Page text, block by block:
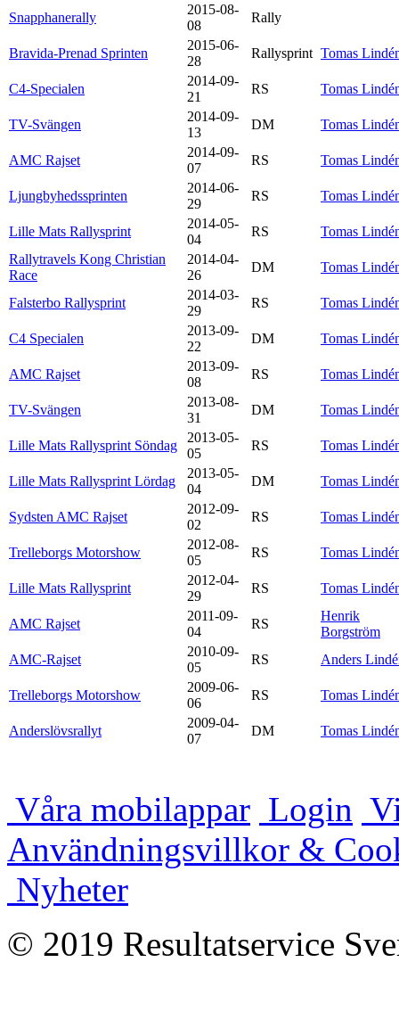
Snapphanerally
2015-08-
08
Rally
Bravida-Prenad Sprinten
2015-06-
28
Rallysprint Tomas
C4-Specialen
2014-09-
21
RS Tomas
TV-Svängen
2014-09-
13
DM Tomas
AMC Rajset
2014-09-
07
RS Tomas
Ljungbyhedssprinten
2014-06-
29
RS Tomas
Lille Mats Rallysprint
2014-05-
04
RS
Tomas
Rallytravels Kong Christian
Race
2014-04-
26
DM Tomas
Falsterbo Rallysprint
2014-03-
29
RS Tomas
C4 Specialen
2013-09-
22
DM Tomas
AMC Rajset
2013-09-
08
RS Tomas
TV-Svängen
2013-08-
31
DM Tomas
Lille Mats Rallysprint Söndag
2013-05-
05
RS Tomas
Lille Mats Rallysprint Lördag
2013-05-
04
DM Tomas
Sydsten AMC Rajset
2012-09-
02
RS Tomas
Trelleborgs Motorshow
2012-08-
05
RS Tomas
Lille Mats Rallysprint
2012-04-
29
RS Tomas
AMC Rajset
2011-09-
04
RS
Henrik
Borgström
AMC-Rajset
2010-09-
05
RS Anders
Trelleborgs Motorshow
2009-06-
06
RS Tomas
Anderslövsrallyt
2009-04-
07
DM Tomas
Våra mobilappar Login
Användningsvillkor &
Nyheter
© 2019 Resultatservice